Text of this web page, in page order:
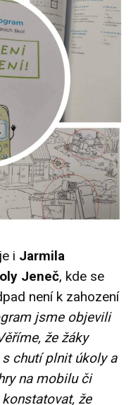
i Jarmila
Jeneč, kde se
není k zahození
jsme objevili
že žáky
chutí plnit úkoly a
na mobilu či
že